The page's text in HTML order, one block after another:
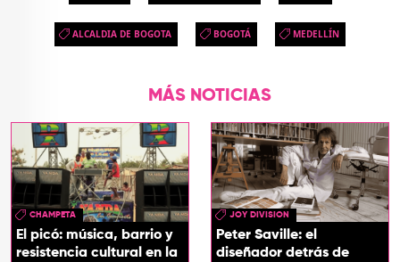
ALCALDIA DE BOGOTA BOGOTÁ MEDELLÍN
MÁS NOTICIAS
CHAMPETA
El picó: música, barrio y
resistencia cultural en la
JOY DIVISION
Peter Saville: el
diseñador detrás de